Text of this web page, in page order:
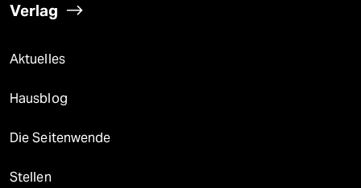
Verlag
Aktuelles
Hausblog
Die Seitenwende
Stellen